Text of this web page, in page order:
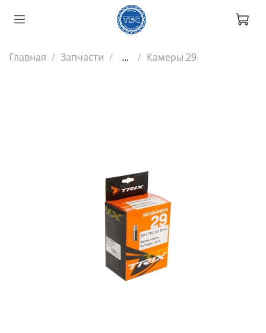
Главная Запчасти ... Камеры 29